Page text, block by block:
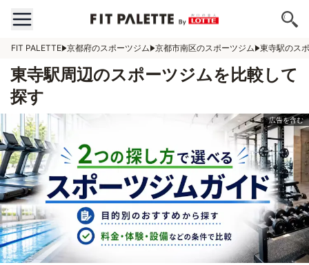
FIT PALETTE 京都府のスポーツジム 京都市南区のスポーツジム 東寺駅のス
東寺駅周辺のスポーツジムを比較して
探す